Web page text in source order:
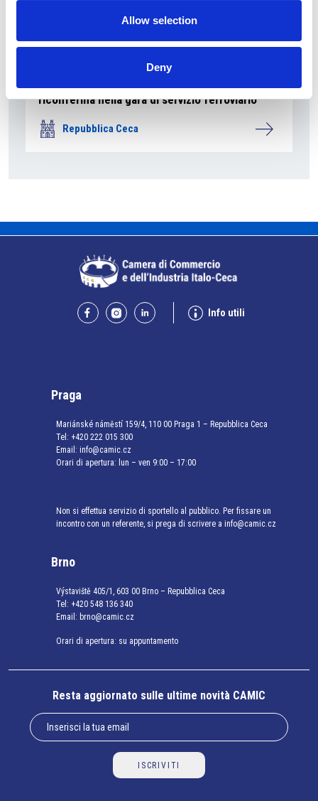
Allow selection
Deny
riconferma nella gara di servizio ferroviario
Repubblica Ceca
Info utili
Praga
Mariánské náměstí 159/4, 110 00 Praga 1 – Repubblica Ceca
Tel: +420 222 015 300
Email: info@camic.cz
Orari di apertura: lun – ven 9:00 – 17:00
Non si effettua servizio di sportello al pubblico. Per fissare un
incontro con un referente, si prega di scrivere a info@camic.cz
Brno
Výstaviště 405/1, 603 00 Brno – Repubblica Ceca
Tel: +420 548 136 340
Email: brno@camic.cz
Orari di apertura: su appuntamento
Resta aggiornato sulle ultime novità CAMIC
ISCRIVITI